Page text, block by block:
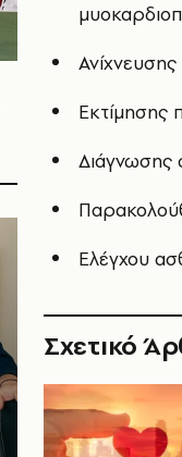
Εκτίμησης
Διάγνωσης
Ελέγχου
Σχετικό